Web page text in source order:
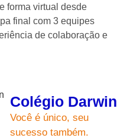
forma virtual desde
final com 3 equipes
de colaboração e
Colégio Darwin
Você é único, seu
sucesso também.